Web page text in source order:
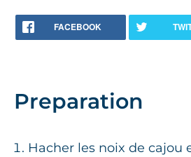
FACEBOOK
Preparation
Hacher les noix de cajou